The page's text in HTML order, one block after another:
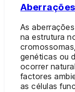
As
na estrutura
genéticas ou
ocorrer
factores
as células